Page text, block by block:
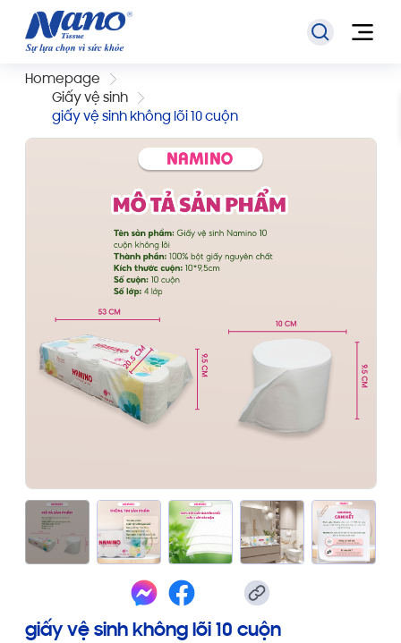
Homepage
Giấy vệ sinh
giấy vệ sinh không lõi 10 cuộn
giấy vệ sinh không lõi 10 cuộn